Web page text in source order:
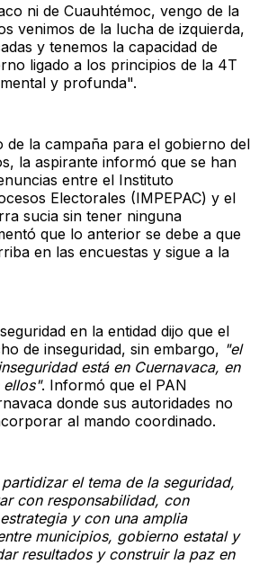
ni de Cuauhtémoc, vengo de la
venimos de la lucha de izquierda,
y tenemos la capacidad de
ligado a los principios de la 4T
y profunda".
de la campaña para el gobierno del
la aspirante informó que se han
entre el Instituto
Electorales (IMPEPAC) y el
sucia sin tener ninguna
que lo anterior se debe a que
en las encuestas y sigue a la
en la entidad dijo que el
de inseguridad, sin embargo, "el
está en Cuernavaca, en
ellos". Informó que el PAN
donde sus autoridades no
al mando coordinado.
el tema de la seguridad,
con responsabilidad, con
y con una amplia
municipios, gobierno estatal y
resultados y construir la paz en